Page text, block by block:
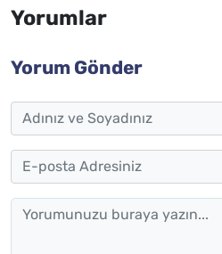
Yorumlar
Yorum Gönder